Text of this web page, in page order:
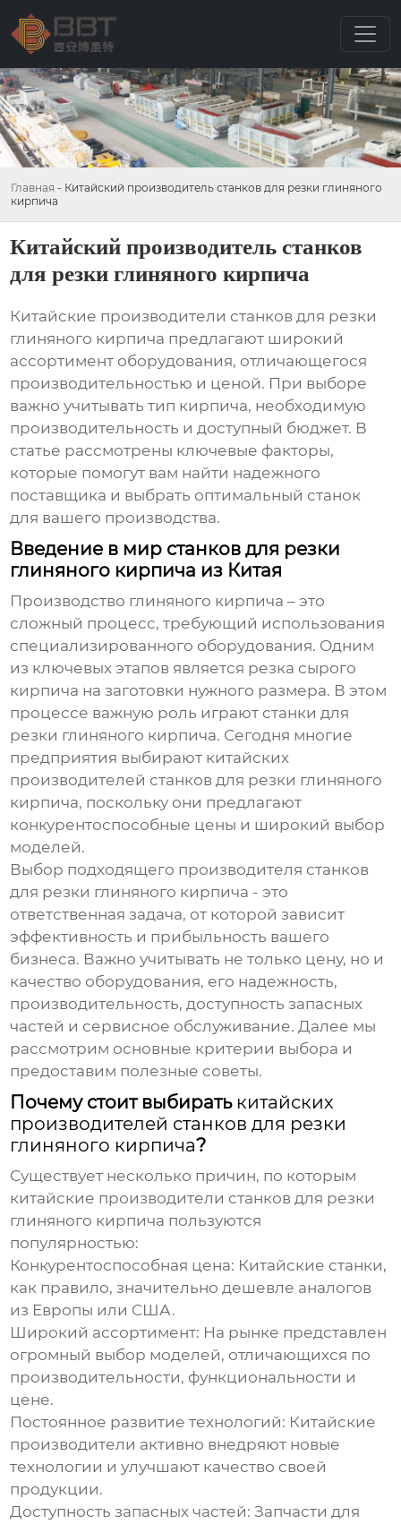
Главная - Китайский производитель станков для резки глиняного
кирпича
Китайский производитель станков
для резки глиняного кирпича
Китайские производители станков для резки
глиняного кирпича предлагают широкий
ассортимент оборудования, отличающегося
производительностью и ценой. При выборе
важно учитывать тип кирпича, необходимую
производительность и доступный бюджет. В
статье рассмотрены ключевые факторы,
которые помогут вам найти надежного
поставщика и выбрать оптимальный станок
для вашего производства.
Введение в мир станков для резки
глиняного кирпича из Китая
Производство глиняного кирпича – это
сложный процесс, требующий использования
специализированного оборудования. Одним
из ключевых этапов является резка сырого
кирпича на заготовки нужного размера. В этом
процессе важную роль играют станки для
резки глиняного кирпича. Сегодня многие
предприятия выбирают китайских
производителей станков для резки глиняного
кирпича, поскольку они предлагают
конкурентоспособные цены и широкий выбор
моделей.
Выбор подходящего производителя станков
для резки глиняного кирпича - это
ответственная задача, от которой зависит
эффективность и прибыльность вашего
бизнеса. Важно учитывать не только цену, но и
качество оборудования, его надежность,
производительность, доступность запасных
частей и сервисное обслуживание. Далее мы
рассмотрим основные критерии выбора и
предоставим полезные советы.
Почему стоит выбирать китайских
производителей станков для резки
глиняного кирпича?
Существует несколько причин, по которым
китайские производители станков для резки
глиняного кирпича пользуются
популярностью:
Конкурентоспособная цена: Китайские станки,
как правило, значительно дешевле аналогов
из Европы или США.
Широкий ассортимент: На рынке представлен
огромный выбор моделей, отличающихся по
производительности, функциональности и
цене.
Постоянное развитие технологий: Китайские
производители активно внедряют новые
технологии и улучшают качество своей
продукции.
Доступность запасных частей: Запчасти для